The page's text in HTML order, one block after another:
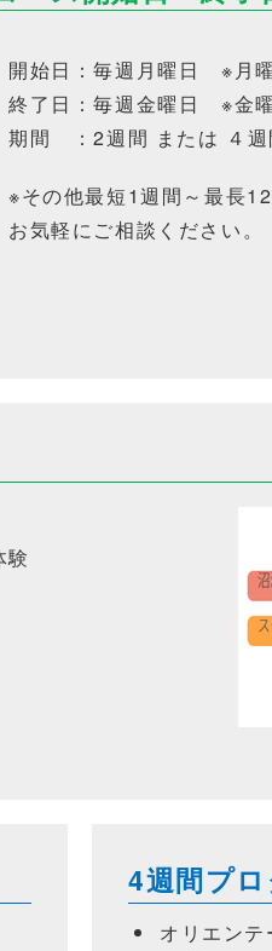
開始日：毎週月曜日 ※月
終了日：毎週金曜日 ※金
期間 ：2週間 または ４週
※その他最短1週間～最長
お気軽にご相談ください。
験
4週間プ
オリエンテ